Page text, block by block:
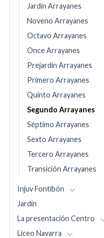
Jardín Arrayanes
Noveno Arrayanes
Octavo Arrayanes
Once Arrayanes
Prejardín Arrayanes
Primero Arrayanes
Quinto Arrayanes
Segundo Arrayanes
Séptimo Arrayanes
Sexto Arrayanes
Tercero Arrayanes
Transición Arrayanes
Injuv Fontibón
Jardín
La presentación Centro
Liceo Navarra